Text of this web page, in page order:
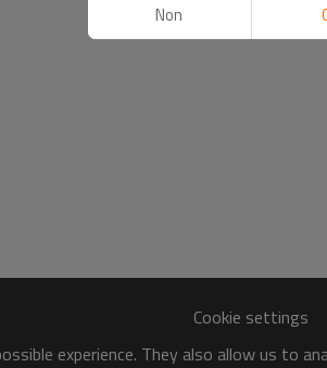
Cookie settings
experience. They also allow us to
Non